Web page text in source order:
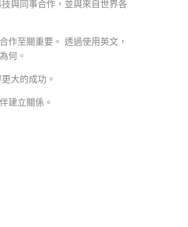
與同事合作，並與來自世界各
作至關重要。 透過使用英文，
何。
大的成功。
建立關係。